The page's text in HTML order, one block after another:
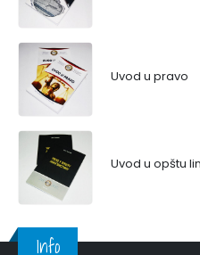
Uvod u pravo
Uvod u opštu
Info